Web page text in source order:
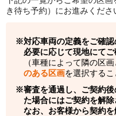
き待ち予約）にお進みくださ
対応車両の定義をご確認
必要に応じて現地にてご
（車種によって隣の区
のある区画を選択するこ
審査を通過し、ご契約
た場合にはご契約を解除
なお、お客様から契約